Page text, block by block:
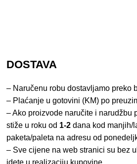
DOSTAVA
– Naručenu robu dostavljamo preko
– Plaćanje u gotovini (KM) po
– Ako proizvode naručite i narudžbu
stiže u roku od 1-2 dana kod manjih/
paketa/paleta na adresu od
– Sve cijene na web stranici su bez